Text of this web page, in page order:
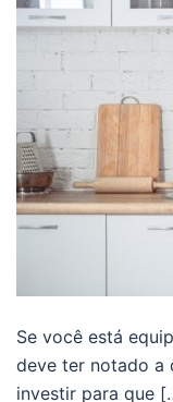
Se você está
deve ter notado a
investir para que